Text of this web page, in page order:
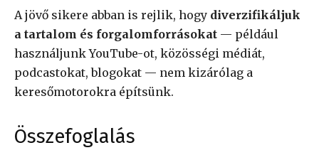
A jövő sikere abban is rejlik, hogy diverzifikáljuk
a tartalom és forgalomforrásokat — például
használjunk YouTube-ot, közösségi médiát,
podcastokat, blogokat — nem kizárólag a
keresőmotorokra építsünk.
Összefoglalás